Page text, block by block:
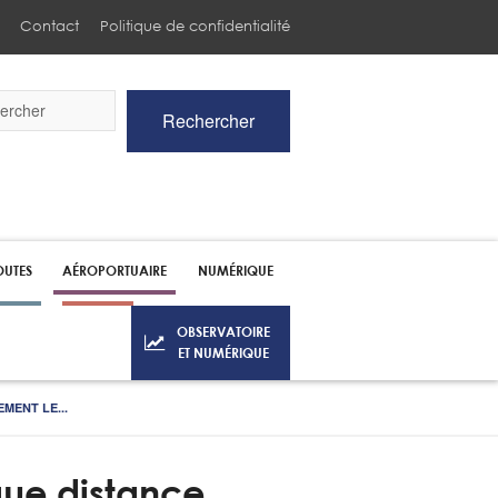
Contact Politique de confidentialité
Rechercher
AÉROPORTUAIRE NUMÉRIQUE
OBSERVATOIRE
ET NUMÉRIQUE
LE...